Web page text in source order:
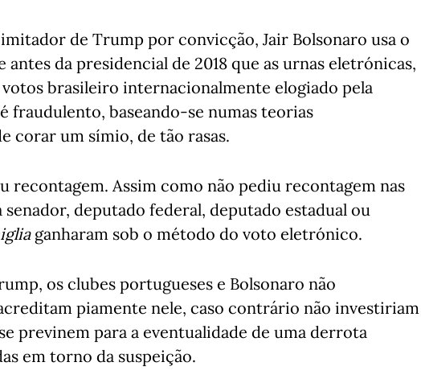
de Trump por convicção, Jair Bolsonaro usa o
antes da presidencial de 2018 que as urnas eletrónicas,
brasileiro internacionalmente elogiado pela
fraudulento, baseando-se numas teorias
corar um símio, de tão rasas.
recontagem. Assim como não pediu recontagem nas
senador, deputado federal, deputado estadual ou
ganharam sob o método do voto eletrónico.
os clubes portugueses e Bolsonaro não
piamente nele, caso contrário não investiriam
previnem para a eventualidade de uma derrota
em torno da suspeição.